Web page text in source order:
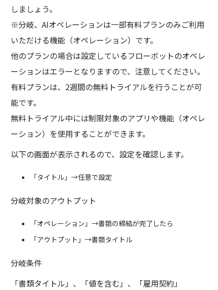
しましょう。
※分岐、AIオペレーションは一部有料プランのみご利用
いただける機能（オペレーション）です。
他のプランの場合は設定しているフローボットのオペレ
ーションはエラーとなりますので、注意してください。
有料プランは、2週間の無料トライアルを行うことが可
能です。
無料トライアル中には制限対象のアプリや機能（オペレ
ーション）を使用することができます。
以下の画面が表示されるので、設定を確認します。
「タイトル」→任意で設定
分岐対象のアウトプット
「オペレーション」→書類の締結が完了したら
「アウトプット」→書類タイトル
分岐条件
「書類タイトル」、「値を含む」、「雇用契約」